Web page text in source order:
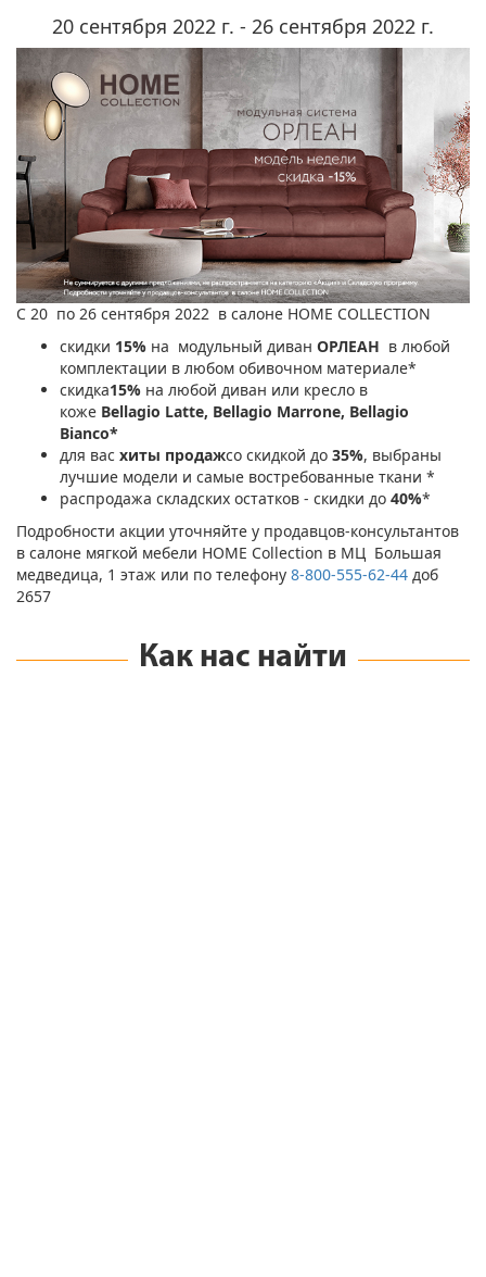
20 сентября 2022 г. - 26 сентября 2022 г.
С 20 по 26 сентября 2022 в салоне​ HOME COLLECTION​
скидки 15% на​ ​ модульный диван ОРЛЕАН в любой
комплектации в любом обивочном материале*
скидка15% на любой диван или кресло в
коже Bellagio Latte, Bellagio Marrone, Bellagio
Bianco*
для вас хиты продажсо скидкой до​ 35%, выбраны
лучшие модели и самые востребованные ткани *
распродажа​ складских остатков​ - скидки до 40%*
Подробности​ акции ​ уточняйте у продавцов-консультантов
в салоне мягкой мебели​ HOME Collection​ в МЦ Большая
медведица, 1 этаж или по телефону​ 8-800-555-62-44 ​ доб
2657
Как нас найти